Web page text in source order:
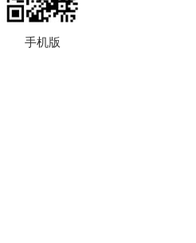
手机版